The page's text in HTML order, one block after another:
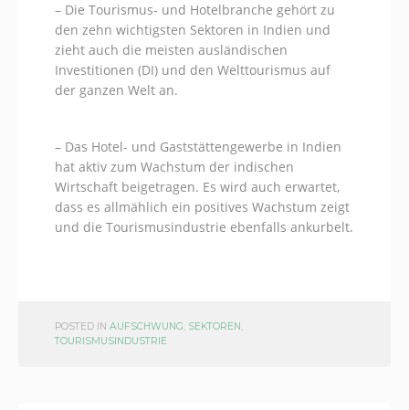
– Die Tourismus- und Hotelbranche gehört zu
den zehn wichtigsten Sektoren in Indien und
zieht auch die meisten ausländischen
Investitionen (DI) und den Welttourismus auf
der ganzen Welt an.
– Das Hotel- und Gaststättengewerbe in Indien
hat aktiv zum Wachstum der indischen
Wirtschaft beigetragen. Es wird auch erwartet,
dass es allmählich ein positives Wachstum zeigt
und die Tourismusindustrie ebenfalls ankurbelt.
POSTED IN AUFSCHWUNG, SEKTOREN,
TOURISMUSINDUSTRIE